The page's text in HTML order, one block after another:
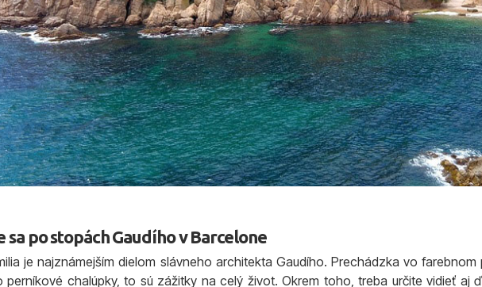
sa po stopách Gaudího v Barcelone
je najznámejším dielom slávneho architekta Gaudího. Prechádzka vo
perníkové chalúpky, to sú zážitky na celý život. Okrem toho, treba určite vidieť aj